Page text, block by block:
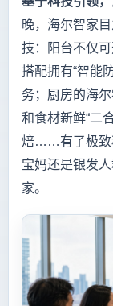
晚，海尔智家
技：阳台不仅
搭配拥有“智能
务；厨房的海
和食材新鲜“二
焙……有了极致
宝妈还是银发
家。